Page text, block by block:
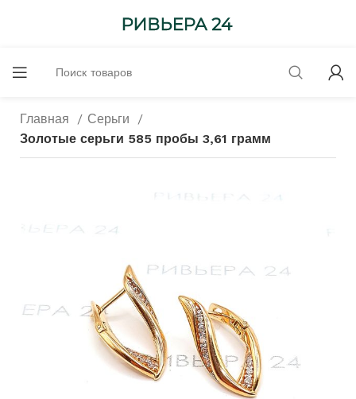
Главная
Серьги
Золотые серьги 585 пробы 3,61 грамм